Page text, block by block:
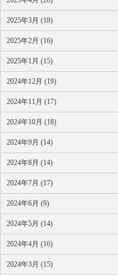
2025年3月 (18)
2025年2月 (16)
2025年1月 (15)
2024年12月 (19)
2024年11月 (17)
2024年10月 (18)
2024年9月 (14)
2024年8月 (14)
2024年7月 (17)
2024年6月 (9)
2024年5月 (14)
2024年4月 (16)
2024年3月 (15)